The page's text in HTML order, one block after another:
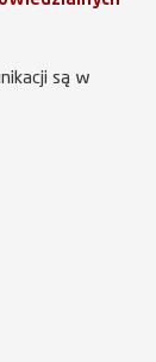
są w